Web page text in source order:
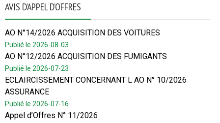
AVIS D’APPEL D’OFFRES
AO N°14/2026 ACQUISITION DES VOITURES
Publié le 2026-08-03
AO N°12/2026 ACQUISITION DES FUMIGANTS
Publié le 2026-07-23
ECLAIRCISSEMENT CONCERNANT L AO N° 10/2026
ASSURANCE
Publié le 2026-07-16
Appel d’Offres N° 11/2026